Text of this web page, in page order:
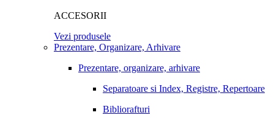
ACCESORII
Vezi produsele
Prezentare, Organizare, Arhivare
Prezentare, organizare, arhivare
Separatoare si Index, Registre, Repertoare
Bibliorafturi